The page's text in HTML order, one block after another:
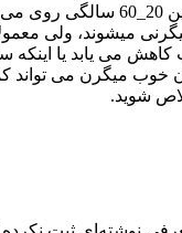
میگرن اغلب در سنین 20_60
میشوند، ولی
می یابد یا اینکه
خوب میگرن می تواند
شوید.